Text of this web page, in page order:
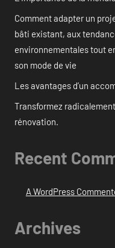
Comment adapter un
bâti existant, aux
environnementales tout
son mode de vie
Les avantages d’un
Transformez
rénovation.
Recent
A WordPress
Archives